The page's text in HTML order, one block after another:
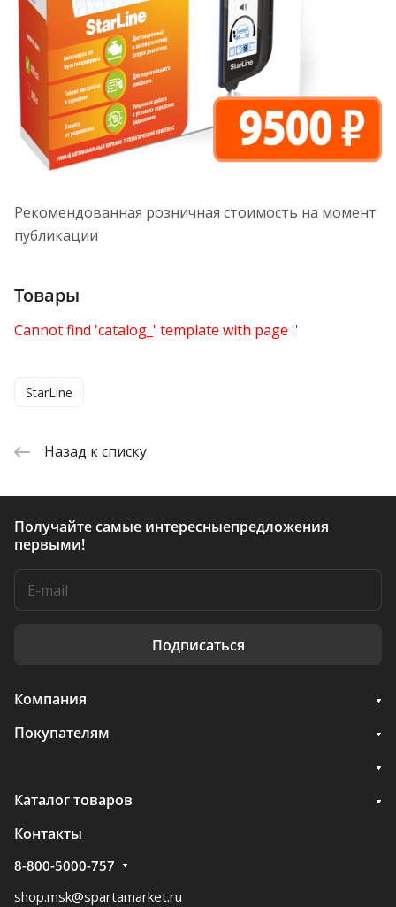
Рекомендованная розничная стоимость на момент
публикации
Товары
Cannot find 'catalog_' template with page ''
StarLine
Назад к списку
Получайте самые интересныепредложения
первыми!
Подписаться
Компания
Покупателям
Каталог товаров
Контакты
8-800-5000-757
shop.msk@spartamarket.ru